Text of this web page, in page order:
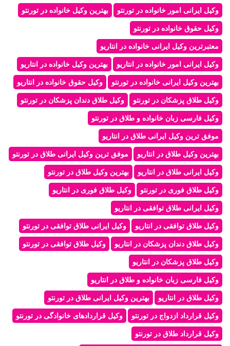
بهترین وکیل خانواده در تورنتو
وکیل ایرانی امور خانواده در تورنتو
وکیل حقوق خانواده در تورنتو
معتبرترین وکیل ایرانی خانواده در انتاریو
بهترین وکیل خانواده در انتاریو
وکیل ایرانی امور خانواده در انتاریو
وکیل حقوق خانواده در انتاریو
بهترین وکیل ایرانی خانواده در تورنتو
وکیل طلاق دندان پزشکان در تورنتو
وکیل طلاق پزشکان در تورنتو
وکیل فارسی زبان خانواده و طلاق در تورنتو
موفق ترین وکیل ایرانی طلاق در انتاریو
موفق ترین وکیل ایرانی طلاق در تورنتو
بهترین وکیل طلاق در انتاریو
بهترین وکیل طلاق در تورنتو
وکیل ایرانی طلاق در انتاریو
وکیل طلاق فوری در انتاریو
وکیل طلاق فوری در تورنتو
وکیل ایرانی طلاق توافقی در انتاریو
وکیل ایرانی طلاق توافقی در تورنتو
وکیل طلاق توافقی در انتاریو
وکیل طلاق توافقی در تورنتو
وکیل طلاق دندان پزشکان در انتاریو
وکیل طلاق پزشکان در انتاریو
وکیل فارسی زبان خانواده و طلاق در انتاریو
بهترین وکیل ایرانی طلاق در تورنتو
وکیل طلاق در انتاریو
وکیل قراردادهای خانوادگی در تورنتو
وکیل قرارداد ازدواج در تورنتو
وکیل قرارداد طلاق در تورنتو